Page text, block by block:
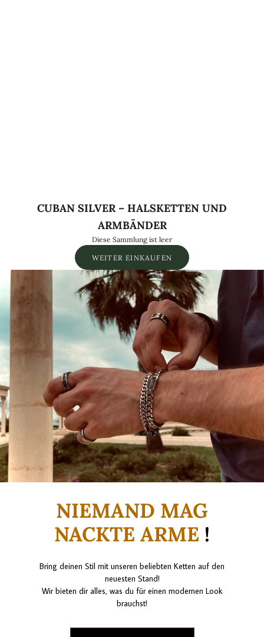
CUBAN SILVER – HALSKETTEN UND
ARMBÄNDER
Diese Sammlung ist leer
WEITER EINKAUFEN
NIEMAND MAG
NACKTE ARME !
Bring deinen Stil mit unseren beliebten Ketten auf den
neuesten Stand!
Wir bieten dir alles, was du für einen modernen Look
brauchst!